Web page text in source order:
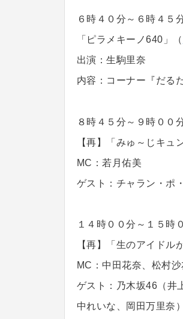
６時４０分～６時４５
「ピラメキーノ640」（
出演：生駒里奈
内容：コーナー『だる
８時４５分～９時００
【再】「みゅ～じキュ
MC：若月佑美
ゲスト：チャラン・ポ
１４時００分～１５時
【再】「生のアイドル
MC：中田花奈、松村沙
ゲスト：乃木坂46（井
中れいな、岡田万里奈